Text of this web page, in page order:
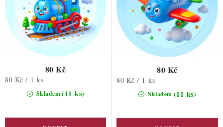
Skladem(11 ks)
80 Kč
Měrná
80 Kč / 1 ks
Skladem (11 ks)
80 Kč
Měrná
80 Kč / 1 ks